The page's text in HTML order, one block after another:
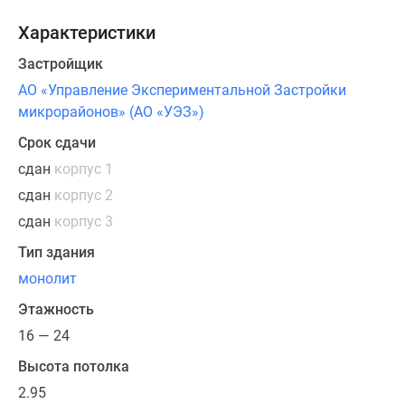
с
просторными
прихожими,
функциональными
зонами,
большими
окнами
и
высотой
2.86
метра.
большинстве
планировок
предусмотрены
Характеристики
Застройщик
АО «Управление Экспериментальной Застройки
микрорайонов» (АО «УЭЗ»)
Срок сдачи
сдан корпус 1
сдан корпус 2
сдан корпус 3
Тип здания
монолит
Этажность
16 — 24
Высота потолка
2.95